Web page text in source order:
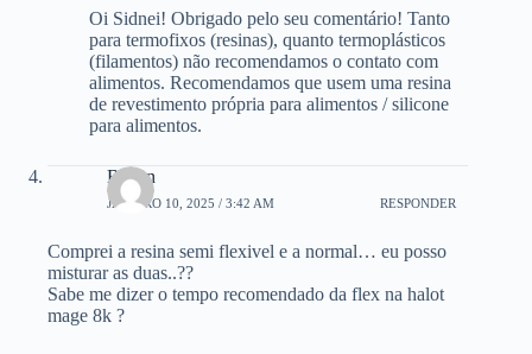
Oi Sidnei! Obrigado pelo seu comentário! Tanto
para termofixos (resinas), quanto termoplásticos
(filamentos) não recomendamos o contato com
alimentos. Recomendamos que usem uma resina
de revestimento própria para alimentos / silicone
para alimentos.
Badan
JANEIRO 10, 2025 / 3:42 AM RESPONDER
Comprei a resina semi flexivel e a normal… eu posso
misturar as duas..??
Sabe me dizer o tempo recomendado da flex na halot
mage 8k ?